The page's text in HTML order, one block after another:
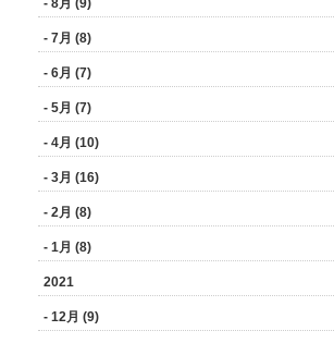
- 8月 (9)
- 7月 (8)
- 6月 (7)
- 5月 (7)
- 4月 (10)
- 3月 (16)
- 2月 (8)
- 1月 (8)
2021
- 12月 (9)